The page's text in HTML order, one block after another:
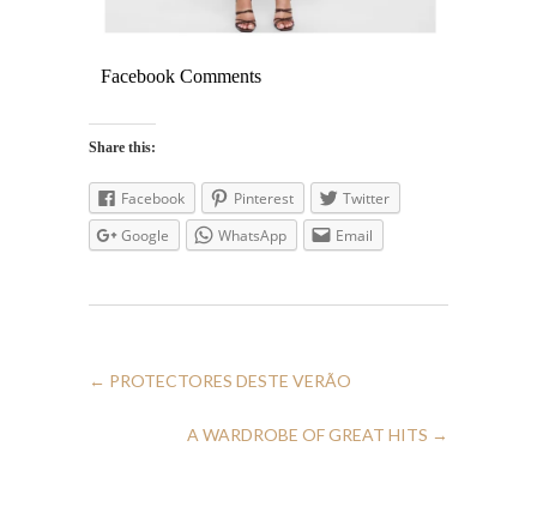
Facebook Comments
Share this:
Facebook Pinterest
Twitter
Google
WhatsApp Email
← PROTECTORES DESTE VERÃO
A WARDROBE OF GREAT HITS →